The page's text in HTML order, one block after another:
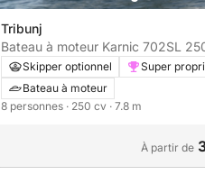
Tribunj
Bateau à
Skipper optionnel
Super
Bateau à moteur
8 personnes · 250 cv · 7.8 m
À partir de